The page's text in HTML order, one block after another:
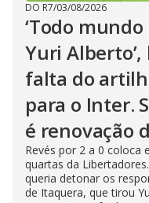
DO R7/03/08/2026
‘Todo
Yuri
falta do
para o Inter.
é renovação
Revés por 2 a 0 coloca
quartas da
queria detonar os
de Itaquera, que tirou